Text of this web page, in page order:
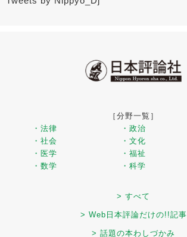
［分野一覧］
・法律
・政治
・社会
・文化
・医学
・福祉
・数学
・科学
> すべて
> Web日本評論だけの!!記事
> 話題の本わしづかみ